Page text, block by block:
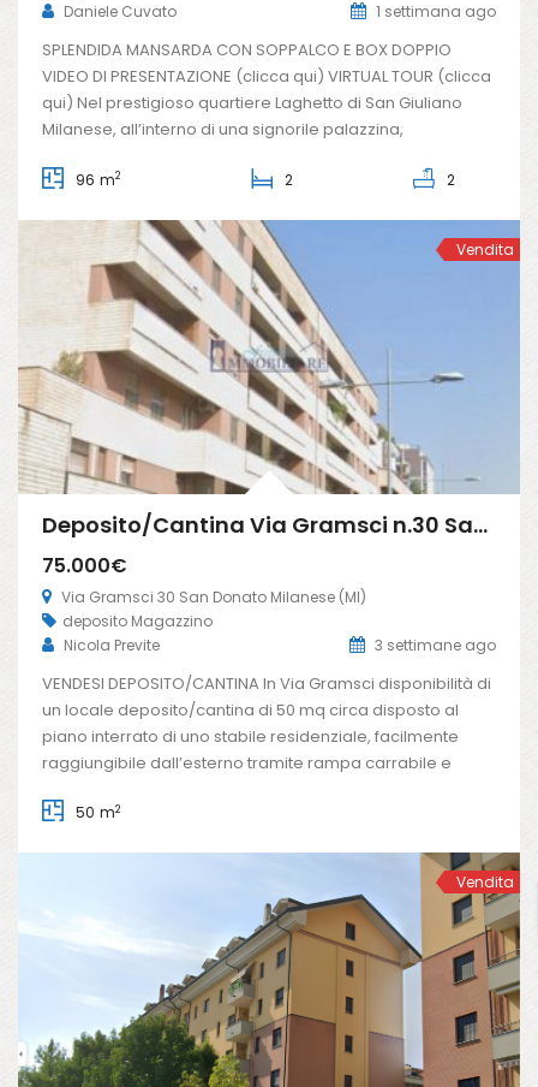
Daniele Cuvato
1 settimana ago
SPLENDIDA MANSARDA CON SOPPALCO E BOX DOPPIO
VIDEO DI PRESENTAZIONE (clicca qui) VIRTUAL TOUR (clicca
qui) Nel prestigioso quartiere Laghetto di San Giuliano
Milanese, all’interno di una signorile palazzina,
primo ingresso. Situato all’ultimo piano, questo
mansardato con generose altezze, che […]
96 m2 2 2
Vendita
Deposito/Cantina Via Gramsci n.30 San Donato Milanese (Rif. SDIFN111 bis)
75.000€
Via Gramsci 30 San Donato Milanese (MI)
deposito Magazzino
Nicola Previte
3 settimane ago
VENDESI DEPOSITO/CANTINA In Via Gramsci disponibilità di
un locale deposito/cantina di 50 mq circa disposto al
piano interrato di uno stabile residenziale, facilmente
raggiungibile dall’esterno tramite rampa carrabile e
dotato di lavandino. Ideale per chi cerca spazio e
50 m2
Vendita